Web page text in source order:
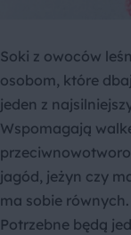
Soki z owoców
osobom, które
jeden z
Wspomagają
jagód, jeżyn czy
ma sobie
Potrzebne będą